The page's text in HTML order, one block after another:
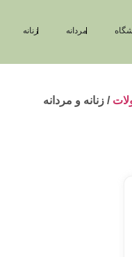
مردانه زنانه
/ زنانه و مردانه